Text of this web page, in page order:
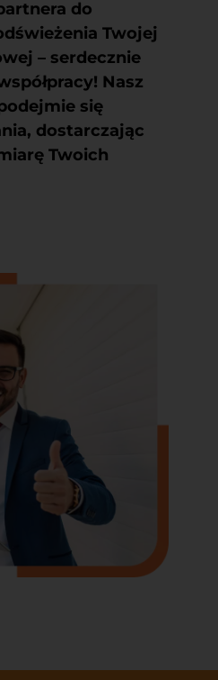
do
Twojej
– serdecznie
Nasz
się
dostarczając
Twoich